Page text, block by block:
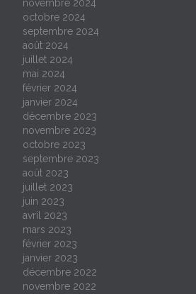
novembre 2024
octobre 2024
septembre 2024
août 2024
juillet 2024
mai 2024
février 2024
janvier 2024
décembre 2023
novembre 2023
octobre 2023
septembre 2023
août 2023
juillet 2023
juin 2023
avril 2023
mars 2023
février 2023
janvier 2023
décembre 2022
novembre 2022